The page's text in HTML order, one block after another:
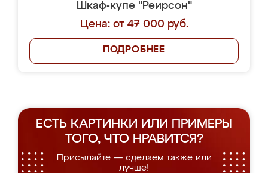
Шкаф-купе "Реирсон"
Цена: от 47 000 руб.
ПОДРОБНЕЕ
ЕСТЬ КАРТИНКИ ИЛИ ПРИМЕРЫ
ТОГО, ЧТО НРАВИТСЯ?
Присылайте — сделаем также или
лучше!